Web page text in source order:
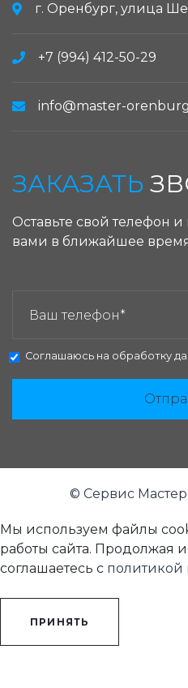
г. Оренбург, улица
+7 (994) 412-50-29
info@master-
ЗАКАЗАТЬ
Оставьте свой телефон
вами в ближайшее
Соглашаюсь на обработку
© Сервис
Мы используем файлы
работы сайта. Продолжая
соглашаетесь с политикой
ПРИНЯТЬ